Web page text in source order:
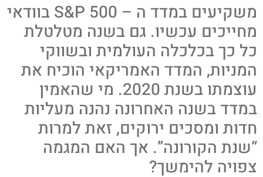
משקיעים במדד ה – S&P 500 בוודאי
מחייכים עכשיו. גם בשנה מטלטלת
כל כך בכלכלה העולמית ובשווקי
המניות, המדד האמריקאי הוכיח את
עוצמתו בשנת 2020. מי שהאמין
במדד בשנה האחרונה נהנה מעליות
חדות ומסכים ירוקים, זאת למרות
“שנת הקורונה”. אך האם המגמה
צפויה להימשך?